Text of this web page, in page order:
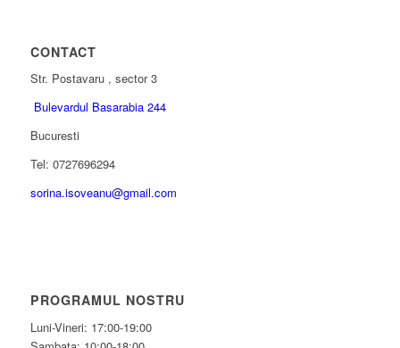
CONTACT
Str. Postavaru , sector 3
Bulevardul Basarabia 244
Bucuresti
Tel: 0727696294
sorina.isoveanu@gmail.com
PROGRAMUL NOSTRU
Luni-Vineri: 17:00-19:00